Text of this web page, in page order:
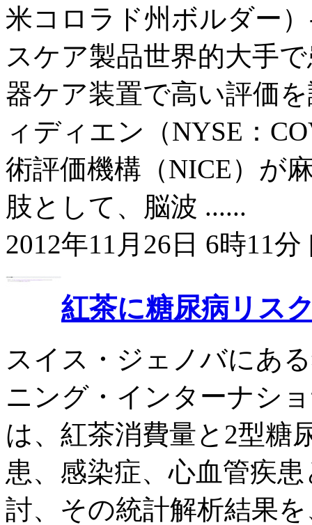
米コロラド州ボルダー
スケア製品世界的大手
器ケア装置で高い評価
ィディエン（NYSE：
術評価機構（NICE）が
肢として、脳波 ......
2012年11月26日 6時11分
紅茶に糖尿病リス
スイス・ジェノバにあ
ニング・インターナシ
は、紅茶消費量と2型糖
患、感染症、心血管疾
討、その統計解析結果